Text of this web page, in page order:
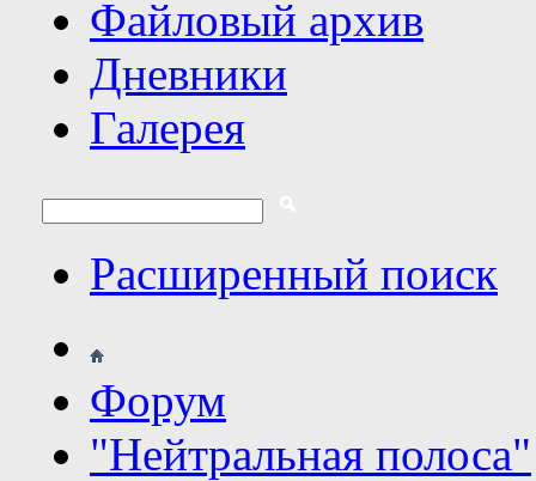
Файловый архив
Дневники
Галерея
Расширенный поиск
Форум
"Нейтральная полоса"